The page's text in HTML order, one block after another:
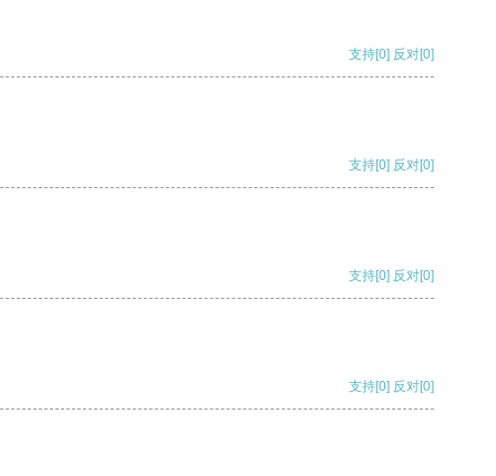
支持[0] 反对[0]
支持[0] 反对[0]
支持[0] 反对[0]
支持[0] 反对[0]